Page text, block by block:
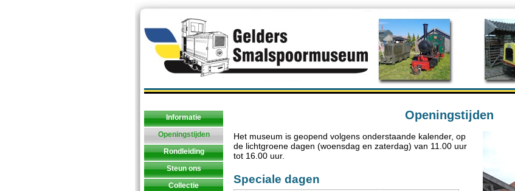
Informatie
Openingstijden
Rondleiding
Steun ons
Collectie
Openingstijden
Het museum is geopend volgens onderstaande kalender, op
de lichtgroene dagen (woensdag en zaterdag) van 11.00 uur
tot 16.00 uur.
Speciale dagen